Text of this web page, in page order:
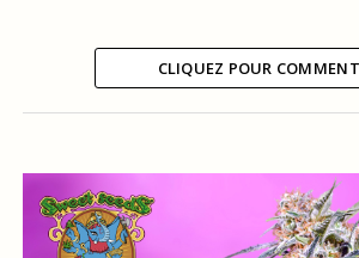
CLIQUEZ POUR